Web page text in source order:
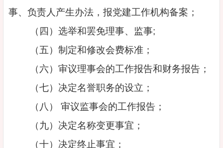
事、负责人产生办法，报党建工作机构备案；
（四）选举和罢免理事、监事;
（五）制定和修改会费标准；
（六）审议理事会的工作报告和财务报告；
（七）决定名誉职务的设立；
（八） 审议监事会的工作报告；
（九）决定名称变更事宜；
（十）决定终止事宜；